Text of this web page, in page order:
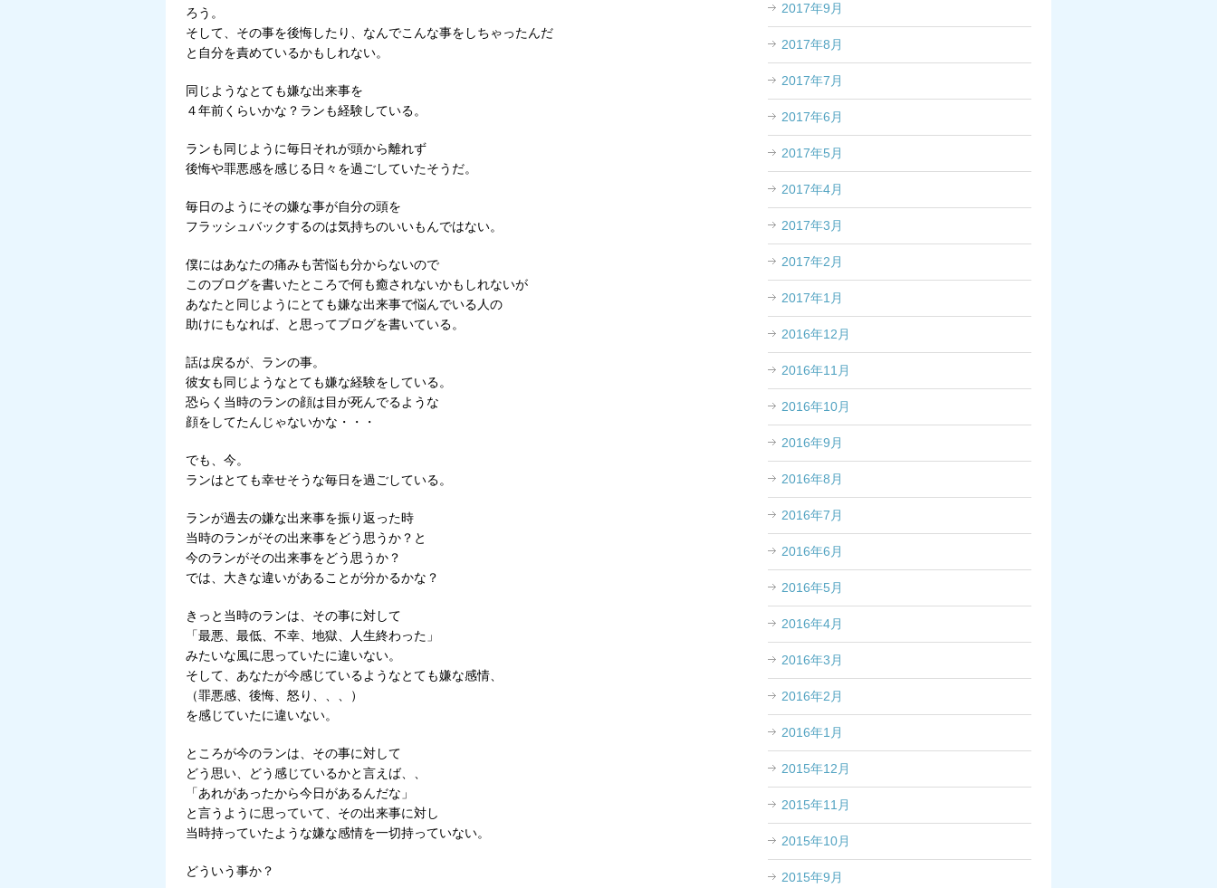
ろう。
そして、その事を後悔したり、なんでこんな事をしちゃったんだ
と自分を責めているかもしれない。
同じようなとても嫌な出来事を
４年前くらいかな？ランも経験している。
ランも同じように毎日それが頭から離れず
後悔や罪悪感を感じる日々を過ごしていたそうだ。
毎日のようにその嫌な事が自分の頭を
フラッシュバックするのは気持ちのいいもんではない。
僕にはあなたの痛みも苦悩も分からないので
このブログを書いたところで何も癒されないかもしれないが
あなたと同じようにとても嫌な出来事で悩んでいる人の
助けにもなれば、と思ってブログを書いている。
話は戻るが、ランの事。
彼女も同じようなとても嫌な経験をしている。
恐らく当時のランの顔は目が死んでるような
顔をしてたんじゃないかな・・・
でも、今。
ランはとても幸せそうな毎日を過ごしている。
ランが過去の嫌な出来事を振り返った時
当時のランがその出来事をどう思うか？と
今のランがその出来事をどう思うか？
では、大きな違いがあることが分かるかな？
きっと当時のランは、その事に対して
「最悪、最低、不幸、地獄、人生終わった」
みたいな風に思っていたに違いない。
そして、あなたが今感じているようなとても嫌な感情、
（罪悪感、後悔、怒り、、、）
を感じていたに違いない。
ところが今のランは、その事に対して
どう思い、どう感じているかと言えば、、
「あれがあったから今日があるんだな」
と言うように思っていて、その出来事に対し
当時持っていたような嫌な感情を一切持っていない。
どういう事か？
2017年9月
2017年8月
2017年7月
2017年6月
2017年5月
2017年4月
2017年3月
2017年2月
2017年1月
2016年12月
2016年11月
2016年10月
2016年9月
2016年8月
2016年7月
2016年6月
2016年5月
2016年4月
2016年3月
2016年2月
2016年1月
2015年12月
2015年11月
2015年10月
2015年9月